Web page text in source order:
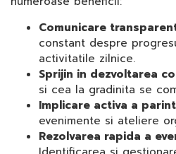
Comunicare
constant despre
activitatile zilnice.
Sprijin in dezvoltarea
si cea la gradinita se
Implicare activa a
evenimente si ateliere
Rezolvarea rapida a